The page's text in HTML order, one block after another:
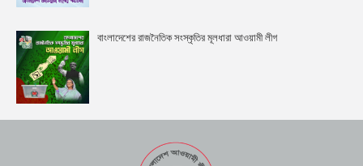
বাংলাদেশের রাজনৈতিক সংস্কৃতির মূলধারা আওয়ামী লীগ